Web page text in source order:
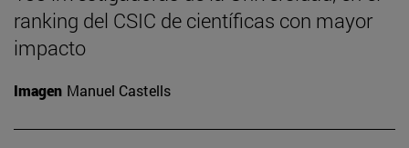
ranking del CSIC de científicas con mayor
impacto
Imagen Manuel Castells